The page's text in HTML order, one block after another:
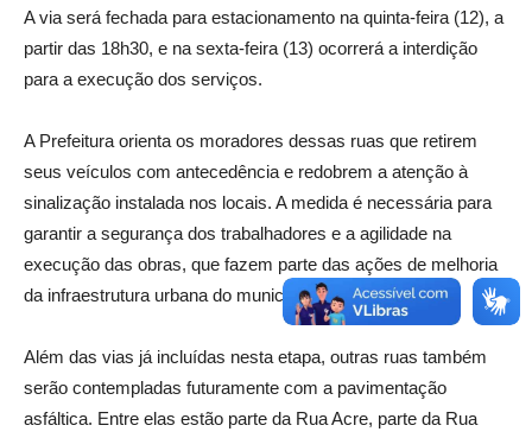
A via será fechada para estacionamento na quinta-feira (12), a
partir das 18h30, e na sexta-feira (13) ocorrerá a interdição
para a execução dos serviços.
A Prefeitura orienta os moradores dessas ruas que retirem
seus veículos com antecedência e redobrem a atenção à
sinalização instalada nos locais. A medida é necessária para
garantir a segurança dos trabalhadores e a agilidade na
execução das obras, que fazem parte das ações de melhoria
da infraestrutura urbana do município.
Além das vias já incluídas nesta etapa, outras ruas também
serão contempladas futuramente com a pavimentação
asfáltica. Entre elas estão parte da Rua Acre, parte da Rua